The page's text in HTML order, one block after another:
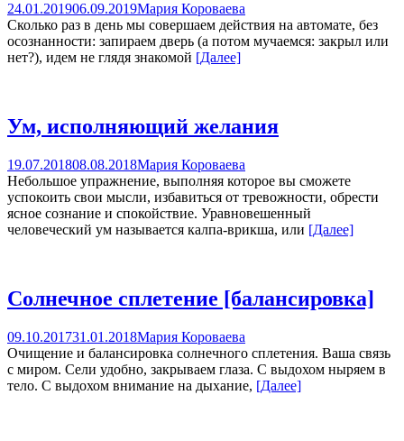
24.01.201906.09.2019Мария Короваева
Сколько раз в день мы совершаем действия на автомате, без
осознанности: запираем дверь (а потом мучаемся: закрыл или
нет?), идем не глядя знакомой [Далее]
Ум, исполняющий желания
19.07.201808.08.2018Мария Короваева
Небольшое упражнение, выполняя которое вы сможете
успокоить свои мысли, избавиться от тревожности, обрести
ясное сознание и спокойствие. Уравновешенный
человеческий ум называется калпа-врикша, или [Далее]
Солнечное сплетение [балансировка]
09.10.201731.01.2018Мария Короваева
Очищение и балансировка солнечного сплетения. Ваша связь
с миром. Сели удобно, закрываем глаза. С выдохом ныряем в
тело. С выдохом внимание на дыхание, [Далее]